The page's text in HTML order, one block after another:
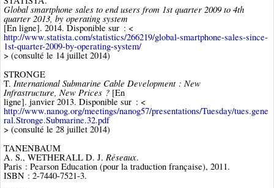
Global smartphone sales to end users from 1st quarter 2009 to 4th
quarter 2013, by operating system
[En ligne]. 2014. Disponible sur : <
http://www.statista.com/statistics/266219/global-smartphone-sales-since-
1st-quarter-2009-by-operating-system/
> (consulté le 14 juillet 2014)
STRONGE
T. International Submarine Cable Development : New
Infrastructure, New Prices ? [En
ligne]. janvier 2013. Disponible sur : <
http://www.nanog.org/meetings/nanog57/presentations/Tuesday/tues.gene
ral.Stronge.Submarine.32.pdf
> (consulté le 28 juillet 2014)
TANENBAUM
A. S., WETHERALL D. J. Réseaux.
Paris : Pearson Education (pour la traduction française), 2011.
ISBN : 2-7440-7521-3.